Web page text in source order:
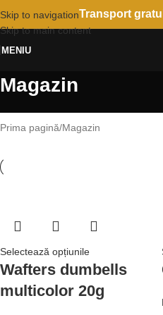
Skip to navigation
Skip to main content
Transport
MENIU
Magazin
Prima pagină Magazin
Selectează opțiunile
Wafters dumbells
multicolor 20g